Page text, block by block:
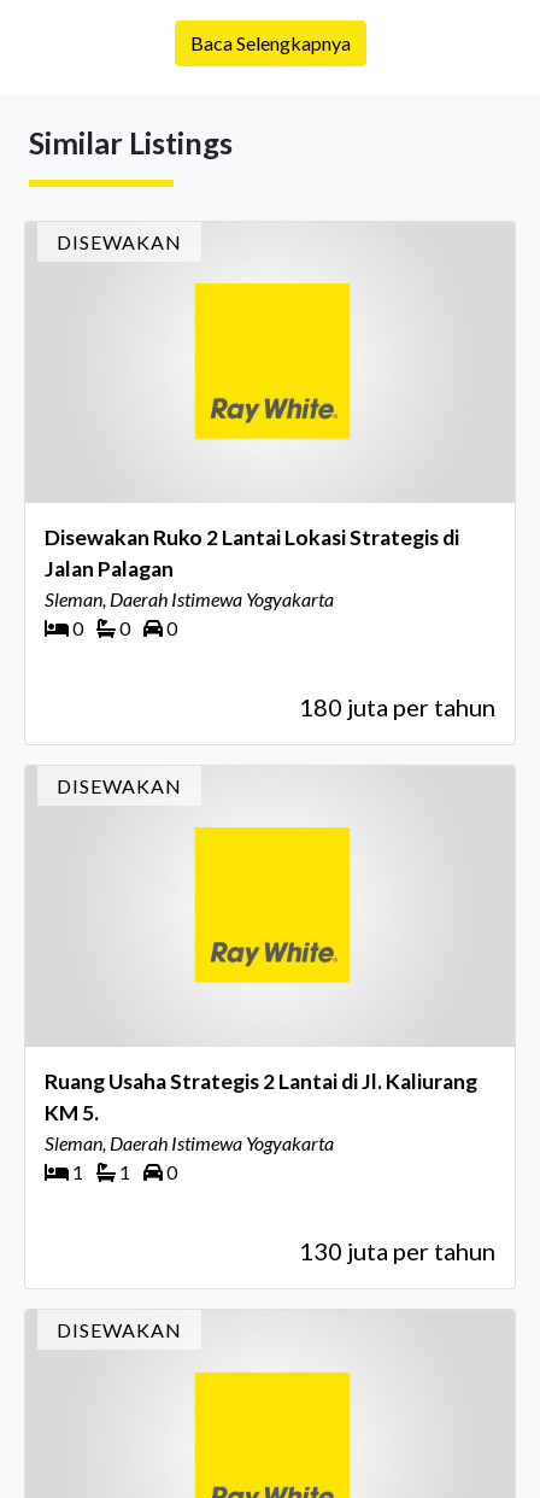
istimewa bagi para pelaku industri properti dan keuangan.
Lebih dari 400 marketing executives dan principals
menghidupkan suasana, acara ini dihadiri oleh Country
Baca Selengkapnya
Similar Listings
DISEWAKAN
Disewakan Ruko 2 Lantai Lokasi Strategis di
Jalan Palagan
Sleman, Daerah Istimewa Yogyakarta
0
0 0
180 juta per tahun
DISEWAKAN
Ruang Usaha Strategis 2 Lantai di Jl. Kaliurang
KM 5.
Sleman, Daerah Istimewa Yogyakarta
1
1 0
130 juta per tahun
DISEWAKAN